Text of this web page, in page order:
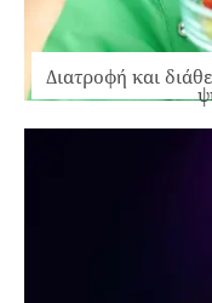
Διατροφή και